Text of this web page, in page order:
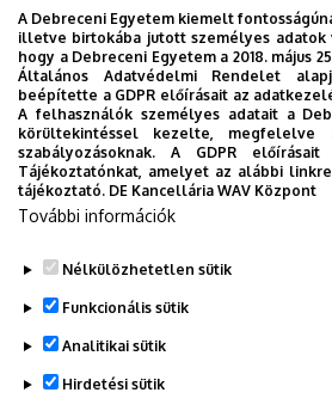
Adatvédelem Adatvédelem
Technikai információk
Copyright © 2026
A Debreceni Egyetem kiemelt
illetve birtokába jutott személyes adatok
hogy a Debreceni Egyetem a 2018. május
Általános Adatvédelmi Rendelet
beépítette a GDPR előírásait az
A felhasználók személyes adatait a
körültekintéssel kezelte, megfelelve
szabályozásoknak. A GDPR
Tájékoztatónkat, amelyet az alábbi
tájékoztató. DE Kancellária WAV Központ
További információk
Nélkülözhetetlen sütik
Funkcionális sütik
Analitikai sütik
Hirdetési sütik